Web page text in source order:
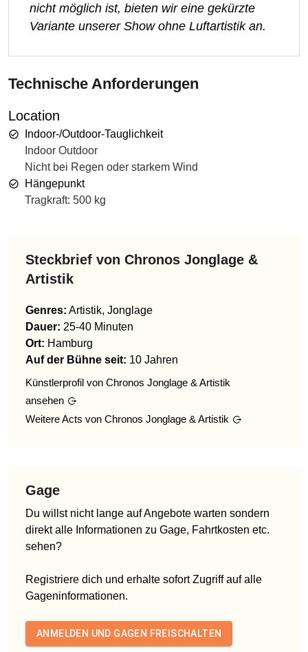
nicht möglich ist, bieten wir eine gekürzte
Variante unserer Show ohne Luftartistik an.
Technische Anforderungen
Location
Indoor-/Outdoor-Tauglichkeit
Indoor Outdoor
Nicht bei Regen oder starkem Wind
Hängepunkt
Tragkraft: 500 kg
Steckbrief von Chronos Jonglage &
Artistik
Genres: Artistik, Jonglage
Dauer: 25-40 Minuten
Ort: Hamburg
Auf der Bühne seit: 10 Jahren
Künstlerprofil von Chronos Jonglage & Artistik
ansehen
Weitere Acts von Chronos Jonglage & Artistik
Gage
Du willst nicht lange auf Angebote warten sondern
direkt alle Informationen zu Gage, Fahrtkosten etc.
sehen?
Registriere dich und erhalte sofort Zugriff auf alle
Gageninformationen.
ANMELDEN UND GAGEN FREISCHALTEN